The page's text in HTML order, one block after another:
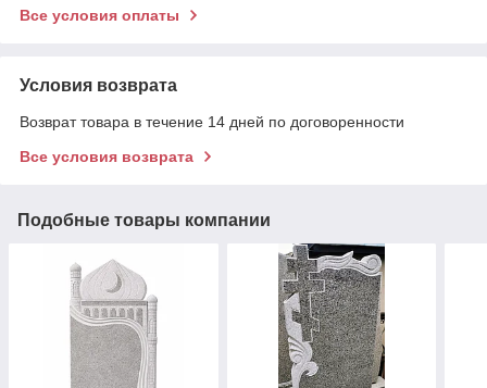
Все условия оплаты
Условия возврата
Возврат товара в течение 14 дней по договоренности
Все условия возврата
Подобные товары компании